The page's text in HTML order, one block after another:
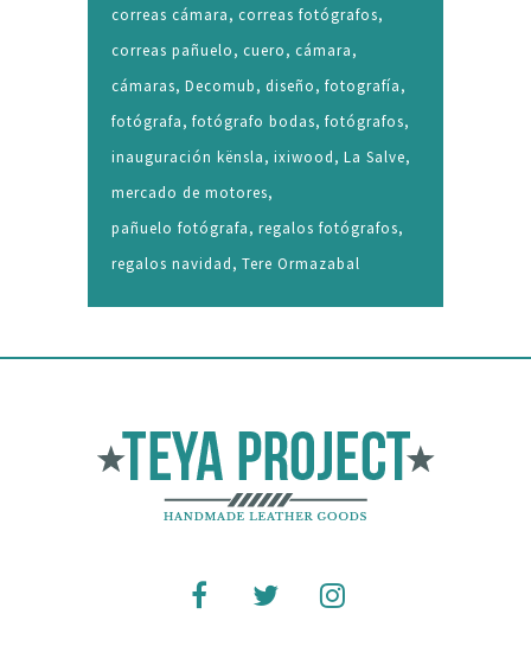
correas cámara correas fotógrafos
correas pañuelo cuero cámara
cámaras Decomub diseño fotografía
fotógrafa fotógrafo bodas fotógrafos
inauguración kënsla ixiwood La Salve
mercado de motores
pañuelo fotógrafa regalos fotógrafos
regalos navidad Tere Ormazabal